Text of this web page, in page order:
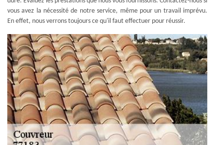
vous avez la nécessité de notre service, même pour un travail imprévu.
En effet, nous verrons toujours ce qu'il faut effectuer pour réussir.